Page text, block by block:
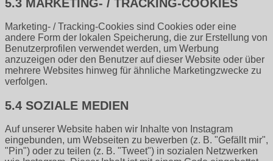
5.3 MARKETING- / TRACKING-COOKIES
Marketing- / Tracking-Cookies sind Cookies oder eine
andere Form der lokalen Speicherung, die zur Erstellung von
Benutzerprofilen verwendet werden, um Werbung
anzuzeigen oder den Benutzer auf dieser Website oder über
mehrere Websites hinweg für ähnliche Marketingzwecke zu
verfolgen.
5.4 SOZIALE MEDIEN
Auf unserer Website haben wir Inhalte von Instagram
eingebunden, um Webseiten zu bewerben (z. B. "Gefällt mir",
"Pin") oder zu teilen (z. B. "Tweet") in sozialen Netzwerken